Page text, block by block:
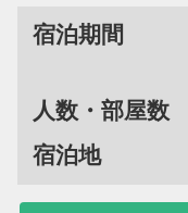
宿泊期間
人数・部屋数
宿泊地